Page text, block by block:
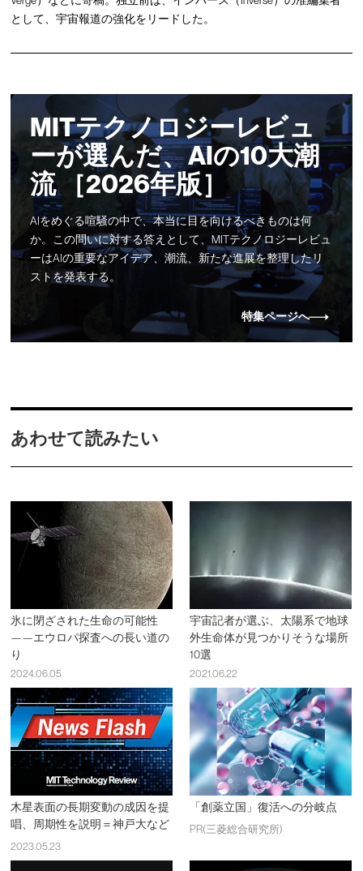
として、宇宙報道の強化をリードした。
MITテクノロジーレビュ
ーが選んだ、AIの10大潮
流 ［2026年版］
AIをめぐる喧騒の中で、本当に目を向けるべきものは何
か。この問いに対する答えとして、MITテクノロジーレビュ
ーはAIの重要なアイデア、潮流、新たな進展を整理したリ
ストを発表する。
特集ページへ
あわせて読みたい
氷に閉ざされた生命の可能性
——エウロパ探査への長い道の
り
2024.06.05
宇宙記者が選ぶ、太陽系で地球
外生命体が見つかりそうな場所
10選
2021.06.22
木星表面の長期変動の成因を提
唱、周期性を説明＝神戸大など
2023.05.23
「創薬立国」復活への分岐点
PR(三菱総合研究所)